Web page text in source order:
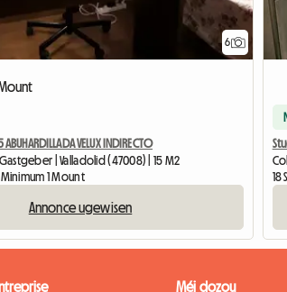
6
ABUHARDILLADA VELUX INDIRECTO
| Valladolid (47008) | 15 M2
1 Mount
Annonce ugewisen
18
Méi dozou